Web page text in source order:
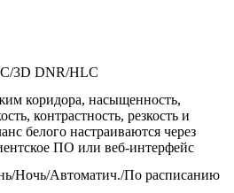
3D DNR/HLC
коридора, насыщенность,
контрастность, резкость и
белого настраиваются через
ПО или веб-интерфейс
Ночь/Автоматич./По расписанию